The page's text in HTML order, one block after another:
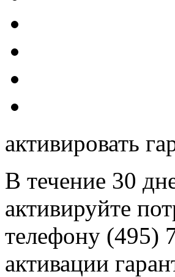
активировать
В течение 30
активируйте
телефону (495)
активации